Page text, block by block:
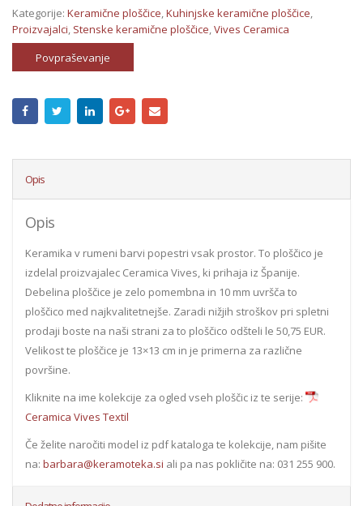
Kategorije: Keramične ploščice,Kuhinjske keramične ploščice,
Proizvajalci, Stenske keramične ploščice,Vives Ceramica
Povpraševanje
Opis
Opis
Keramika v rumeni barvi popestri vsak prostor. To ploščico je
izdelal proizvajalec Ceramica Vives, ki prihaja iz Španije.
Debelina ploščice je zelo pomembna in 10 mm uvršča to
ploščico med najkvalitetnejše. Zaradi nižjih stroškov pri spletni
prodaji boste na naši strani za to ploščico odšteli le 50,75 EUR.
Velikost te ploščice je 13×13 cm in je primerna za različne
površine.
Kliknite na ime kolekcije za ogled vseh ploščic iz te serije:
Ceramica Vives Textil
Če želite naročiti model iz pdf kataloga te kolekcije, nam pišite
na: barbara@keramoteka.si ali pa nas pokličite na: 031 255 900.